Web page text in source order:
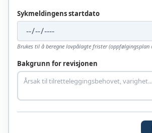
Sykmeldingens startdato
Brukes til å beregne lovpålagte frister (oppfølgingsplan
Bakgrunn for revisjonen